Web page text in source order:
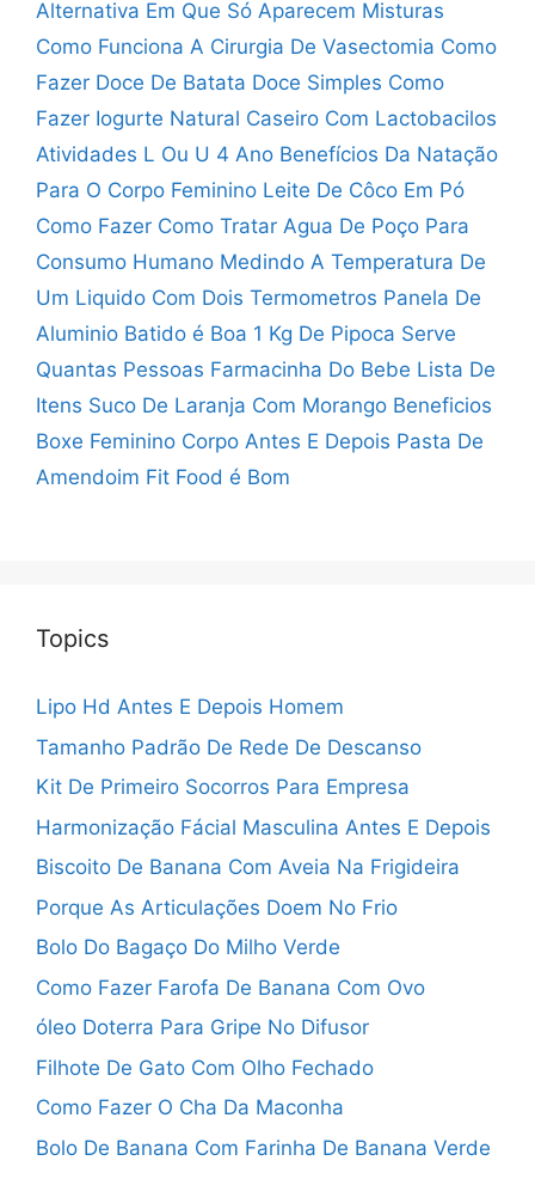
Alternativa Em Que Só Aparecem Misturas
Como Funciona A Cirurgia De Vasectomia Como
Fazer Doce De Batata Doce Simples Como
Fazer Iogurte Natural Caseiro Com Lactobacilos
Atividades L Ou U 4 Ano Benefícios Da Natação
Para O Corpo Feminino Leite De Côco Em Pó
Como Fazer Como Tratar Agua De Poço Para
Consumo Humano Medindo A Temperatura De
Um Liquido Com Dois Termometros Panela De
Aluminio Batido é Boa 1 Kg De Pipoca Serve
Quantas Pessoas Farmacinha Do Bebe Lista De
Itens Suco De Laranja Com Morango Beneficios
Boxe Feminino Corpo Antes E Depois Pasta De
Amendoim Fit Food é Bom
Topics
Lipo Hd Antes E Depois Homem
Tamanho Padrão De Rede De Descanso
Kit De Primeiro Socorros Para Empresa
Harmonização Fácial Masculina Antes E Depois
Biscoito De Banana Com Aveia Na Frigideira
Porque As Articulações Doem No Frio
Bolo Do Bagaço Do Milho Verde
Como Fazer Farofa De Banana Com Ovo
óleo Doterra Para Gripe No Difusor
Filhote De Gato Com Olho Fechado
Como Fazer O Cha Da Maconha
Bolo De Banana Com Farinha De Banana Verde